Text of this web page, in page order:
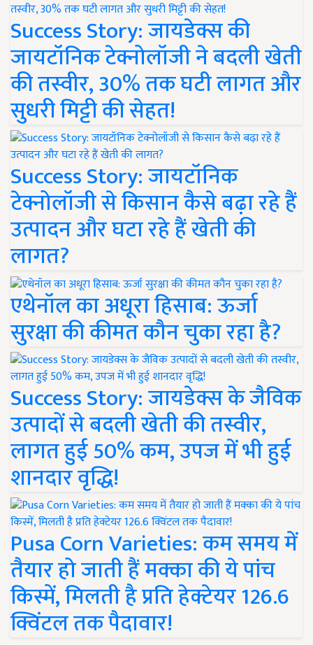
Success Story: जायडेक्स की
जायटॉनिक टेक्नोलॉजी ने बदली खेती
की तस्वीर, 30% तक घटी लागत और
सुधरी मिट्टी की सेहत!
Success Story: जायटॉनिक
टेक्नोलॉजी से किसान कैसे बढ़ा रहे हैं
उत्पादन और घटा रहे हैं खेती की
लागत?
एथेनॉल का अधूरा हिसाब: ऊर्जा
सुरक्षा की कीमत कौन चुका रहा है?
Success Story: जायडेक्स के जैविक
उत्पादों से बदली खेती की तस्वीर,
लागत हुई 50% कम, उपज में भी हुई
शानदार वृद्धि!
Pusa Corn Varieties: कम समय में
तैयार हो जाती हैं मक्का की ये पांच
किस्में, मिलती है प्रति हेक्टेयर 126.6
क्विंटल तक पैदावार!